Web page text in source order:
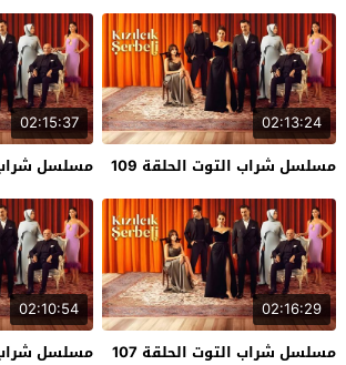
02:13:24
مسلسل شراب التوت الحلقة 109
02:15:37
مسلسل شراب
02:16:29
مسلسل شراب التوت الحلقة 107
02:10:54
مسلسل شراب